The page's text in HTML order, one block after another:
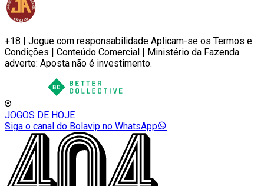
+18 | Jogue com responsabilidade Aplicam-se os Termos e
Condições | Conteúdo Comercial | Ministério da Fazenda
adverte: Aposta não é investimento.
JOGOS DE HOJE
Siga o canal do Bolavip no WhatsApp